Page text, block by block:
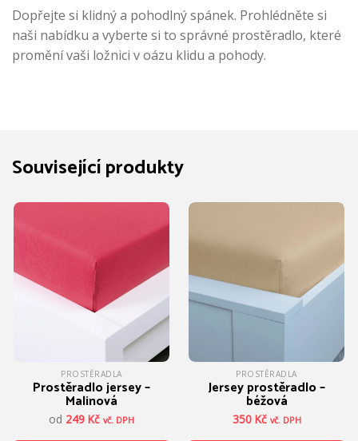
Dopřejte si klidný a pohodlný spánek. Prohlédněte si
naši nabídku a vyberte si to správné prostěradlo, které
promění vaši ložnici v oázu klidu a pohody.
Související produkty
PROSTĚRADLA
Prostěradlo jersey –
Malinová
od 249 Kč vč. DPH
PROSTĚRADLA
Jersey prostěradlo –
béžová
350 Kč vč. DPH